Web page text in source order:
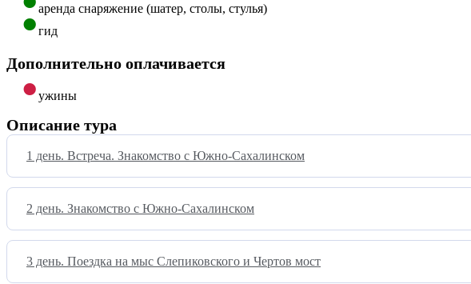
аренда снаряжение (шатер, столы, стулья)
гид
Дополнительно оплачивается
ужины
Описание тура
1 день. Встреча. Знакомство с Южно-Сахалинском
2 день. Знакомство с Южно-Сахалинском
3 день. Поездка на мыс Слепиковского и Чертов мост